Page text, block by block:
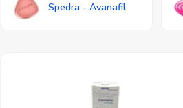
Spedra - Avanafil